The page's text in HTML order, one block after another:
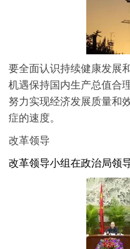
要全面认识持续健康发展
机遇保持国内生产总值合
努力实现经济发展质量和
症的速度。
改革领导
改革领导小组在政治局领